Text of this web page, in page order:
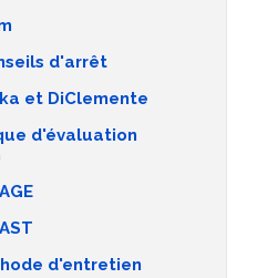
d'arrêt
et DiClemente
d'évaluation
d'entretien